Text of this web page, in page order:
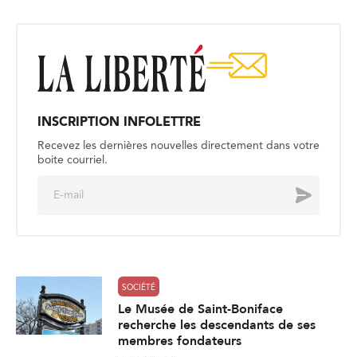
INSCRIPTION INFOLETTRE
Recevez les dernières nouvelles directement dans votre
boite courriel.
Envoyer
SOCIÉTÉ
Le Musée de Saint-Boniface
recherche les descendants de ses
membres fondateurs